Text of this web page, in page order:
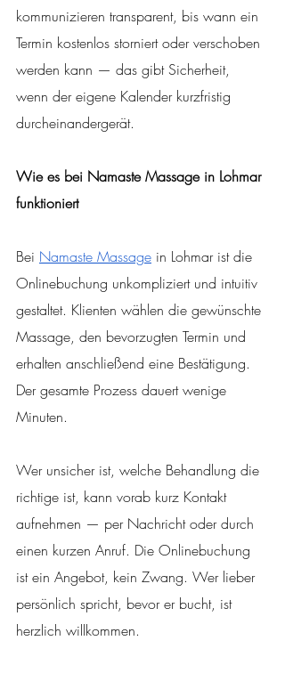
kommunizieren transparent, bis wann ein
Termin kostenlos storniert oder verschoben
werden kann — das gibt Sicherheit,
wenn der eigene Kalender kurzfristig
durcheinandergerät.
Wie es bei Namaste Massage in Lohmar
funktioniert
Bei Namaste Massage in Lohmar ist die
Onlinebuchung unkompliziert und intuitiv
gestaltet. Klienten wählen die gewünschte
Massage, den bevorzugten Termin und
erhalten anschließend eine Bestätigung.
Der gesamte Prozess dauert wenige
Minuten.
Wer unsicher ist, welche Behandlung die
richtige ist, kann vorab kurz Kontakt
aufnehmen — per Nachricht oder durch
einen kurzen Anruf. Die Onlinebuchung
ist ein Angebot, kein Zwang. Wer lieber
persönlich spricht, bevor er bucht, ist
herzlich willkommen.